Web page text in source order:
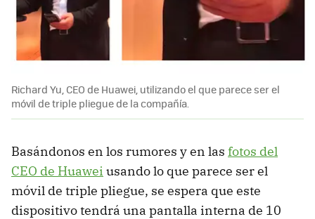
Richard Yu, CEO de Huawei, utilizando el que parece ser el
móvil de triple pliegue de la compañía.
Basándonos en los rumores y en las fotos del
CEO de Huawei usando lo que parece ser el
móvil de triple pliegue, se espera que este
dispositivo tendrá una pantalla interna de 10